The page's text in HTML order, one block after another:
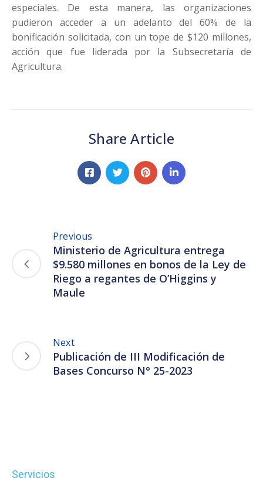
especiales. De esta manera, las organizaciones
pudieron acceder a un adelanto del 60% de la
bonificación solicitada, con un tope de $120 millones,
acción que fue liderada por la Subsecretaría de
Agricultura.
Share Article
Previous
Ministerio de Agricultura entrega
$9.580 millones en bonos de la Ley de
Riego a regantes de O’Higgins y
Maule
Next
Publicación de III Modificación de
Bases Concurso N° 25-2023
Servicios